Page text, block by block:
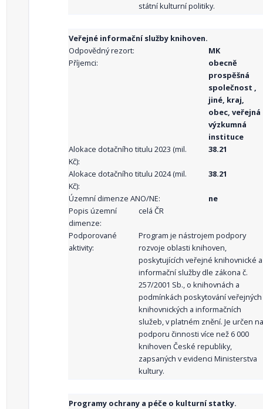
státní kulturní politiky.
Veřejné informační služby knihoven.
Odpovědný rezort:
MK
Příjemci:
obecně
prospěšná
společnost ,
jiné, kraj,
obec, veřejná
výzkumná
instituce
Alokace dotačního titulu 2023 (mil.
Kč):
38.21
Alokace dotačního titulu 2024 (mil.
Kč):
38.21
Územní dimenze ANO/NE:
ne
Popis územní
dimenze:
celá ČR
Podporované
aktivity:
Program je nástrojem podpory
rozvoje oblasti knihoven,
poskytujících veřejné knihovnické a
informační služby dle zákona č.
257/2001 Sb., o knihovnách a
podmínkách poskytování veřejných
knihovnických a informačních
služeb, v platném znění. Je určen na
podporu činnosti více než 6 000
knihoven České republiky,
zapsaných v evidenci Ministerstva
kultury.
Programy ochrany a péče o kulturní statky.